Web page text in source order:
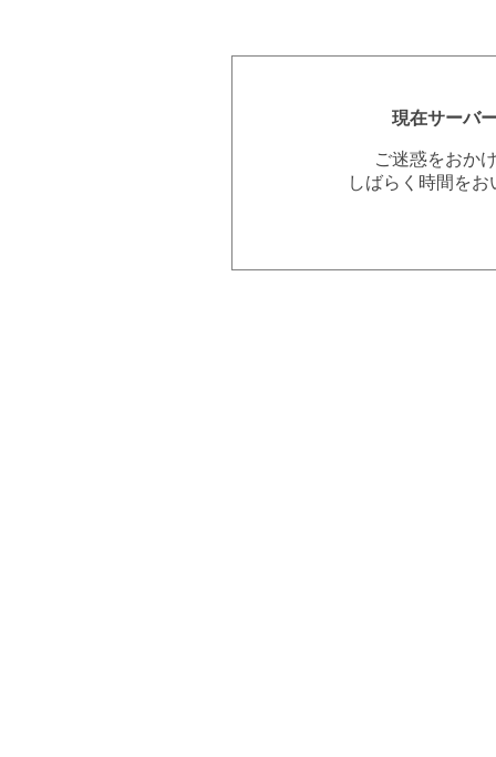
現在サーバ
ご迷惑をおか
しばらく時間を